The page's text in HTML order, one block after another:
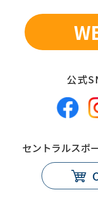
公式
セントラルスポ